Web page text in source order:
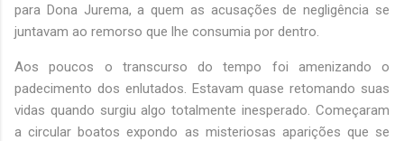
para Dona Jurema, a quem as acusações de negligência se
juntavam ao remorso que lhe consumia por dentro.
Aos poucos o transcurso do tempo foi amenizando o
padecimento dos enlutados. Estavam quase retomando suas
vidas quando surgiu algo totalmente inesperado. Começaram
a circular boatos expondo as misteriosas aparições que se